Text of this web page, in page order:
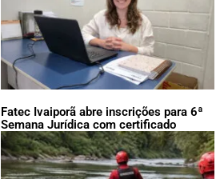
Fatec Ivaiporã abre inscrições para 6ª
Semana Jurídica com certificado